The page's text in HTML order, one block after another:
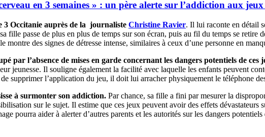
en 3 semaines » : un père alerte sur l’addiction aux
3 Occitanie auprès de la journaliste Christine Ravier. Il lui raconte en détail
fille passe de plus en plus de temps sur son écran, puis au fil du temps se
montre des signes de détresse intense, similaires à ceux d’une personne en
par l’absence de mises en garde concernant les dangers potentiels de ces
jeunesse. Il souligne également la facilité avec laquelle les enfants peuvent
supprimer l’application du jeu, il doit lui arracher physiquement le téléphone
à surmonter son addiction. Par chance, sa fille a fini par mesurer la
sur le sujet. Il estime que ces jeux peuvent avoir des effets
pourra aider à alerter d’autres parents et les autorités sur les dangers